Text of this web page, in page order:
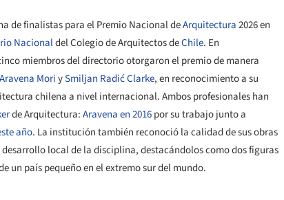
de finalistas para el Premio Nacional deArquitectura2026 en
Nacionaldel Colegio de Arquitectos deChile. En
miembros del directorio otorgaron el premio de manera
MoriySmiljan Radić Clarke, en reconocimiento a su
chilena a nivel internacional. Ambos profesionales han
de Arquitectura:Aravena en 2016por su trabajo junto a
año. La institución también reconoció la calidad de sus obras
local de la disciplina, destacándolos como dos figuras
un país pequeño en el extremo sur del mundo.